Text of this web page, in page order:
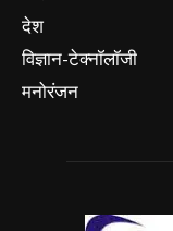
देश
विज्ञान-टेक्नॉलॉजी
मनोरंजन